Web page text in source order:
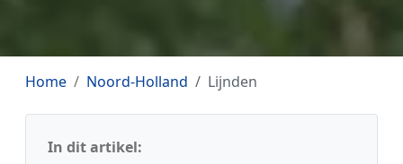
Home Noord-Holland Lijnden
In dit artikel: